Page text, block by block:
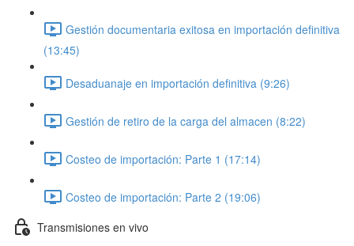
Gestión documentaria exitosa en importación definitiva
(13:45)
Desaduanaje en importación definitiva (9:26)
Gestión de retiro de la carga del almacen (8:22)
Costeo de importación: Parte 1 (17:14)
Costeo de importación: Parte 2 (19:06)
Transmisiones en vivo